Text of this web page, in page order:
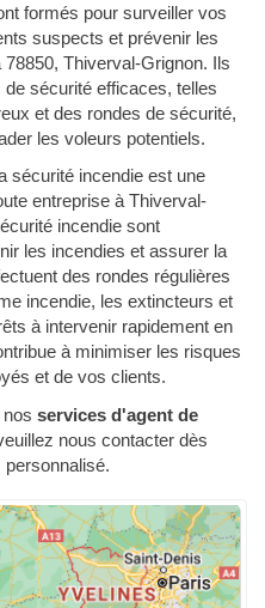
formés pour surveiller vos
suspects et prévenir les
Thiverval-Grignon. Ils
sécurité efficaces, telles
et des rondes de sécurité,
les voleurs potentiels.
sécurité incendie est une
entreprise à Thiverval-
incendie sont
les incendies et assurer la
des rondes régulières
incendie, les extincteurs et
à intervenir rapidement en
à minimiser les risques
et de vos clients.
services d'agent de
nous contacter dès
personnalisé.